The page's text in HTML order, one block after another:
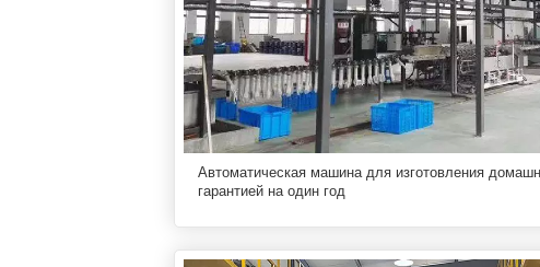
Автоматическая машина для изготовления
гарантией на один год